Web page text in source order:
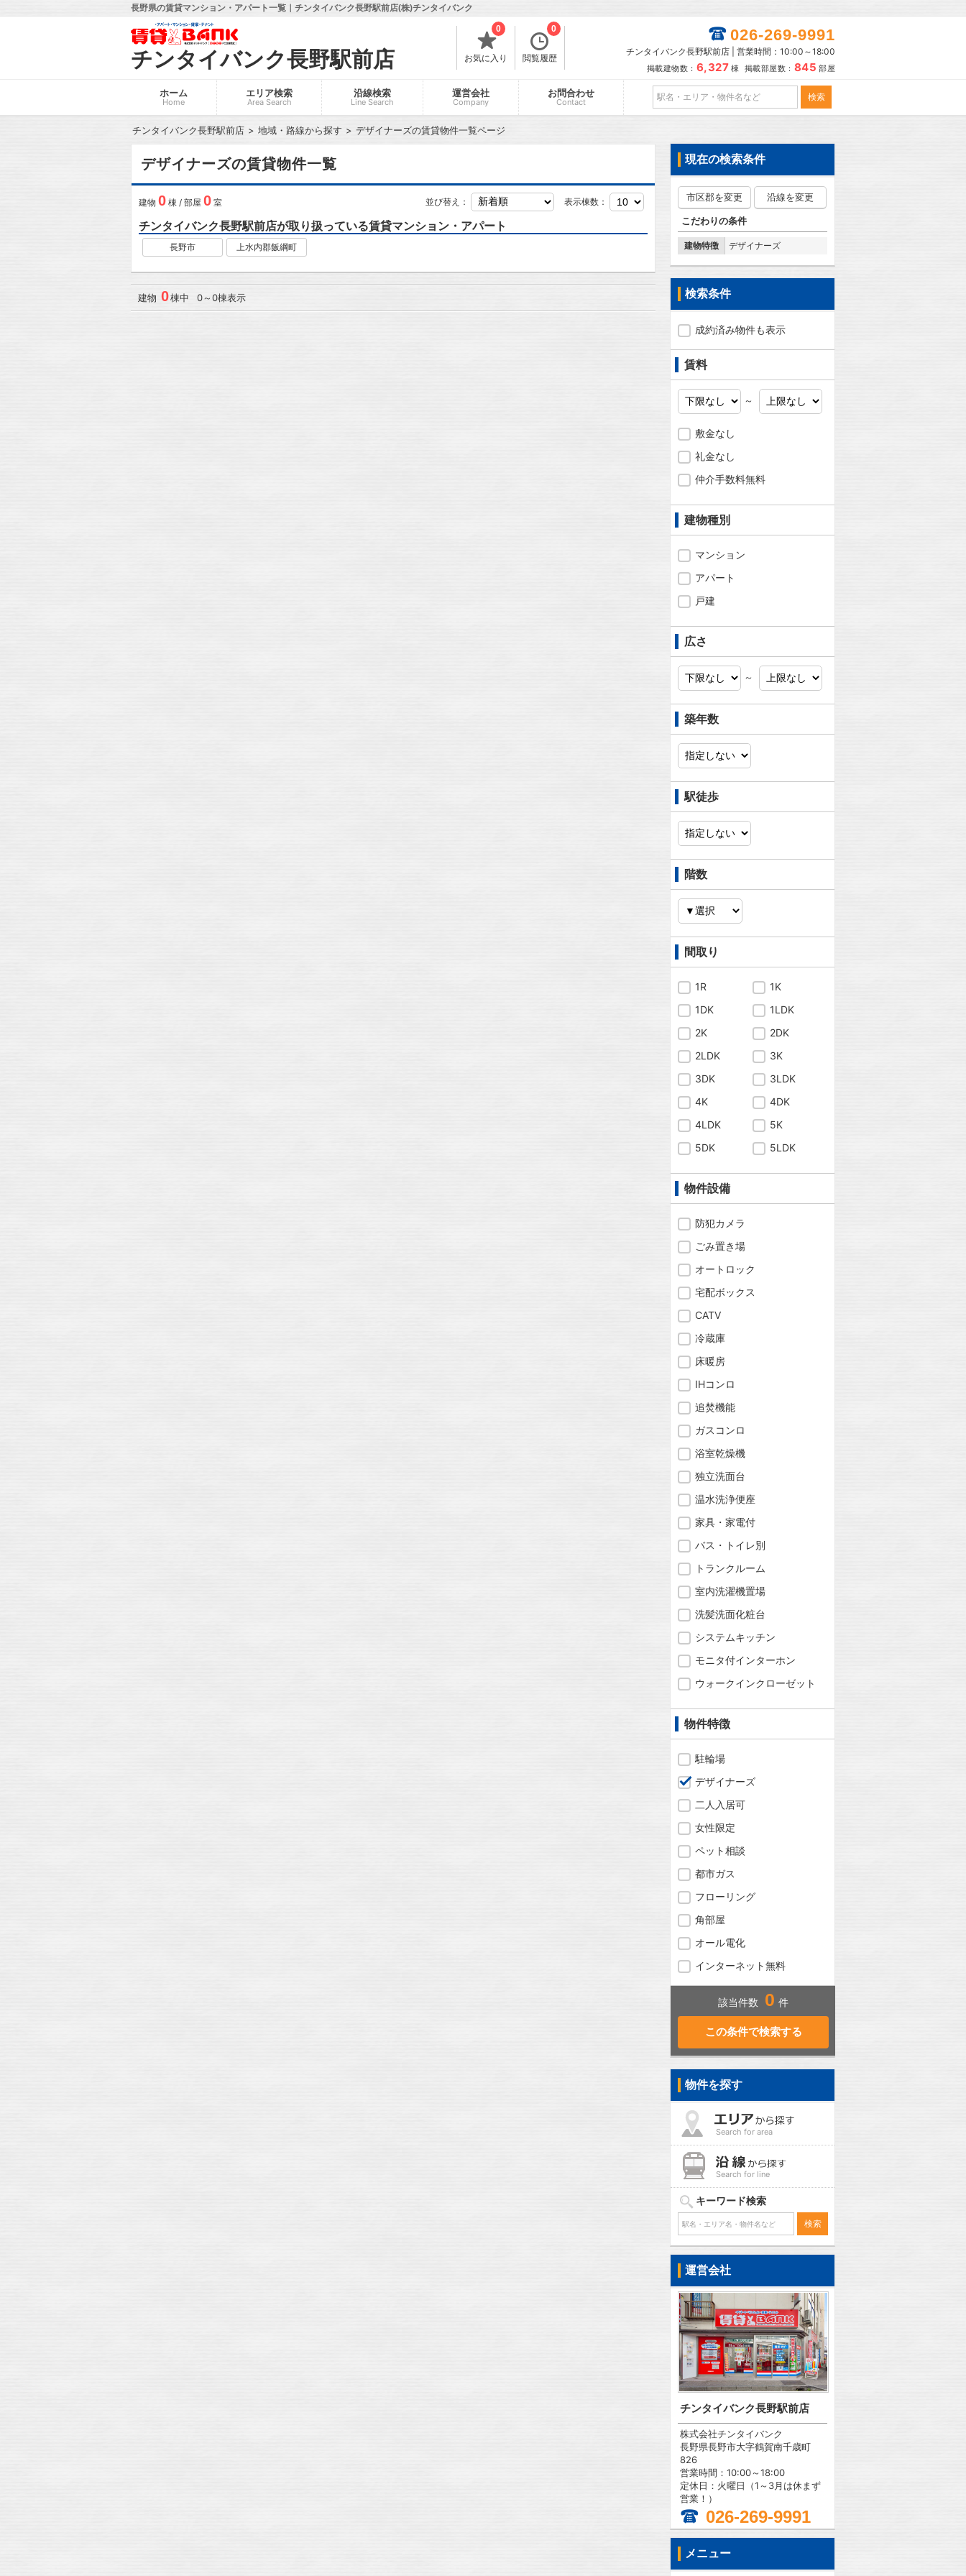
長野県の賃貸マンション・アパート一覧｜チンタイバンク長野駅前店(株)チンタイバンク
チンタイバンク長野駅前店 お気に入り
0
閲覧履歴
0 026-269-9991
チンタイバンク長野駅前店 | 営業時間：10:00～18:00
掲載建物数： 6,327 棟 掲載部屋数： 845 部屋
ホーム
Home
エリア検索
Area Search
沿線検索
Line Search
運営会社
Company
お問合わせ
Contact
チンタイバンク長野駅前店 地域・路線から探す デザイナーズの賃貸物件一覧ページ
デザイナーズの賃貸物件一覧
建物 0 棟 / 部屋 0 室 並び替え：
チンタイバンク長野駅前店が取り扱っている賃貸マンション・アパート
長野市 上水内郡飯綱町
表示棟数：
建物 0棟中 0～0棟表示
現在の検索条件
市区郡を変更 沿線を変更
こだわりの条件
建物特徴 デザイナーズ
検索条件
成約済み物件も表示
賃料
～
敷金なし
礼金なし
仲介手数料無料
建物種別
マンション
アパート
戸建
広さ
～
築年数
駅徒歩
階数
間取り
1R
1K
1DK
1LDK
2K
2DK
2LDK
3K
3DK
3LDK
4K
4DK
4LDK
5K
5DK
5LDK
物件設備
防犯カメラ
ごみ置き場
オートロック
宅配ボックス
CATV
冷蔵庫
床暖房
IHコンロ
追焚機能
ガスコンロ
浴室乾燥機
独立洗面台
温水洗浄便座
家具・家電付
バス・トイレ別
トランクルーム
室内洗濯機置場
洗髪洗面化粧台
システムキッチン
モニタ付インターホン
ウォークインクローゼット
物件特徴
駐輪場
デザイナーズ
二人入居可
女性限定
ペット相談
都市ガス
フローリング
角部屋
オール電化
インターネット無料
該当件数 0 件
物件を探す
Search for area
Search for line
キーワード検索
運営会社
チンタイバンク長野駅前店
株式会社チンタイバンク
長野県長野市大字鶴賀南千歳町
826
営業時間：10:00～18:00
定休日：火曜日（1～3月は休まず
営業！）
026-269-9991
メニュー